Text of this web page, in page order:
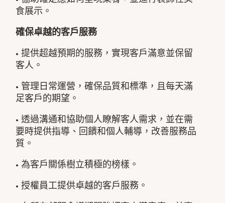
食展示。
確保卓越的客戶服務
• 提供超越預期的服務，實現客戶滿意並保留
客人。
• 管理日常運營，確保品質和標準，且每天滿
足客戶的期望。
• 透過溝通和協助個人瞭解客人需求，並在需
要時提供指導、回饋和個人輔導，改善服務品
質。
• 為客戶關係樹立積極的榜樣。
• 授權員工提供卓越的客戶服務。